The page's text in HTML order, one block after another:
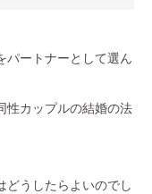
パートナーとして選ん
性カップルの結婚の法
どうしたらよいのでし